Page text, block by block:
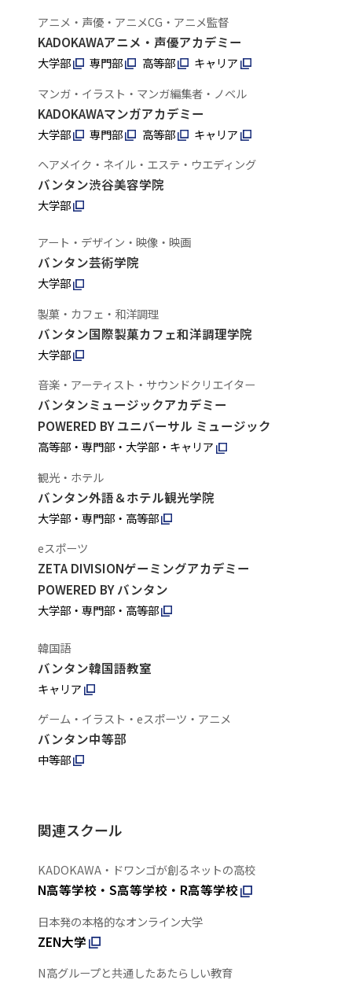
アニメ・声優・アニメCG・アニメ監督
KADOKAWAアニメ・声優アカデミー
大学部 専門部 高等部
キャリア
マンガ・イラスト・マンガ編集者・ノベル
KADOKAWAマンガアカデミー
大学部 専門部 高等部
キャリア
ヘアメイク・ネイル・エステ・ウエディング
バンタン渋谷美容学院
大学部
アート・デザイン・映像・映画
バンタン芸術学院
大学部
製菓・カフェ・和洋調理
バンタン国際製菓カフェ和洋調理学院
大学部
音楽・アーティスト・サウンドクリエイター
バンタンミュージックアカデミー
POWERED BY ユニバーサル ミュージック
高等部・専門部・大学部・キャリア
観光・ホテル
バンタン外語＆ホテル観光学院
大学部・専門部・高等部
eスポーツ
ZETA DIVISIONゲーミングアカデミー
POWERED BY バンタン
大学部・専門部・高等部
韓国語
バンタン韓国語教室
キャリア
ゲーム・イラスト・eスポーツ・アニメ
バンタン中等部
中等部
関連スクール
KADOKAWA・ドワンゴが創るネットの高校
N高等学校・S高等学校・R高等学校
日本発の本格的なオンライン大学
ZEN大学
N高グループと共通したあたらしい教育